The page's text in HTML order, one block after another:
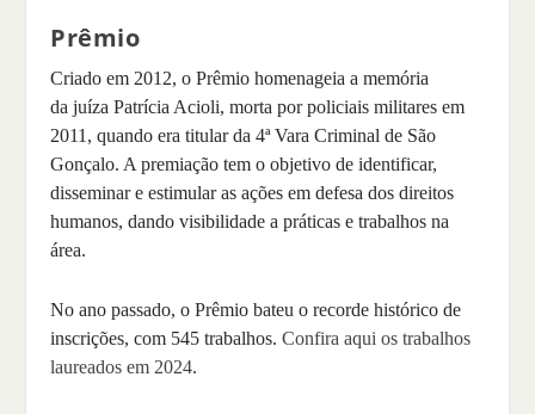
Prêmio
Criado em 2012, o Prêmio homenageia a memória
da juíza Patrícia Acioli, morta por policiais militares em
2011, quando era titular da 4ª Vara Criminal de São
Gonçalo. A premiação tem o objetivo de identificar,
disseminar e estimular as ações em defesa dos direitos
humanos, dando visibilidade a práticas e trabalhos na
área.
No ano passado, o Prêmio bateu o recorde histórico de
inscrições, com 545 trabalhos.Confira aqui os trabalhos
laureados em 2024.